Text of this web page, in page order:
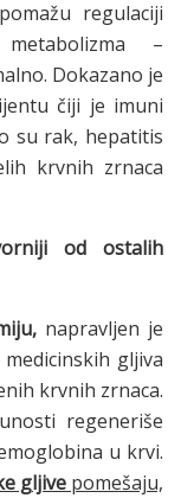
regulaciji
–
Dokazano je
čiji je imuni
su rak, hepatitis
krvnih zrnaca
od ostalih
napravljen je
gljiva
krvnih zrnaca.
regeneriše
u krvi.
gljive pomešaju,